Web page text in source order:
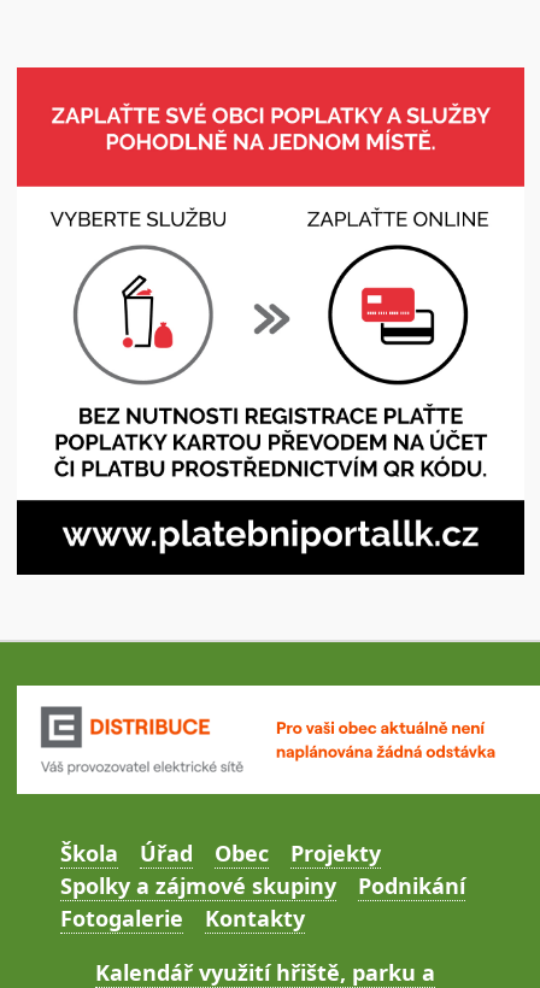
Škola Úřad Obec
Projekty
Spolky a zájmové skupiny
Podnikání
Fotogalerie
Kontakty
Kalendář využití hřiště, parku a